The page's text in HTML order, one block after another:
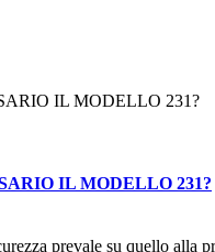
IL MODELLO 231?